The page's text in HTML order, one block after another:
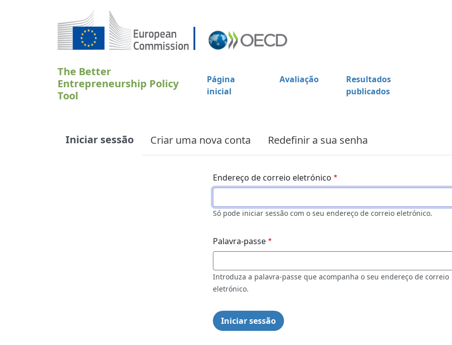
Passar para o conteúdo principal
The Better
Entrepreneurship Policy
Tool
Página
inicial
Avaliação
Resultados
publicados
Primary tabs
Iniciar sessão Criar uma nova conta Redefinir a sua senha
Endereço de correio eletrónico
Só pode iniciar sessão com o seu endereço de correio eletrónico.
Palavra-passe
Introduza a palavra-passe que acompanha o seu endereço de correio
eletrónico.